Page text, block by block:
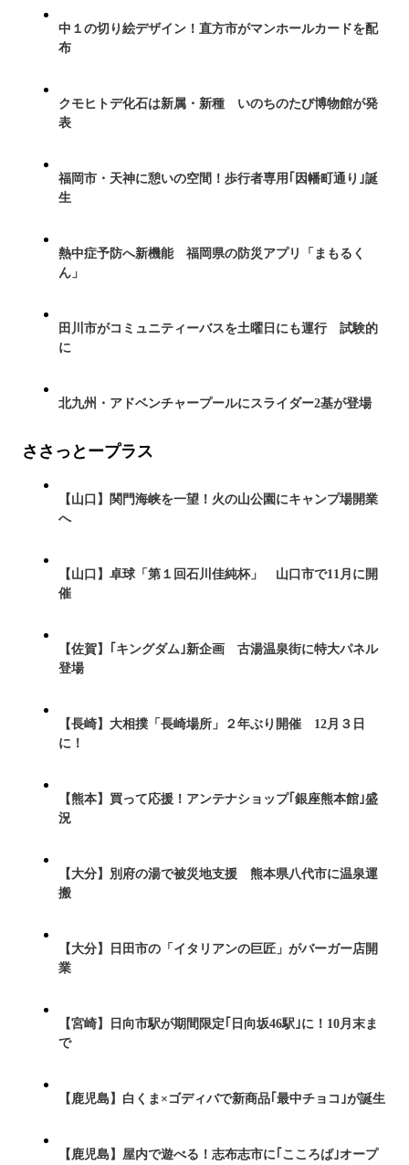
中１の切り絵デザイン！直方市がマンホールカードを配
布
クモヒトデ化石は新属・新種 いのちのたび博物館が発
表
福岡市・天神に憩いの空間！歩行者専用｢因幡町通り｣誕
生
熱中症予防へ新機能 福岡県の防災アプリ「まもるく
ん」
田川市がコミュニティーバスを土曜日にも運行 試験的
に
北九州・アドベンチャープールにスライダー2基が登場
ささっとープラス
【山口】関門海峡を一望！火の山公園にキャンプ場開業
へ
【山口】卓球「第１回石川佳純杯」 山口市で11月に開
催
【佐賀】｢キングダム｣新企画 古湯温泉街に特大パネル
登場
【長崎】大相撲「長崎場所」２年ぶり開催 12月３日
に！
【熊本】買って応援！アンテナショップ｢銀座熊本館｣盛
況
【大分】別府の湯で被災地支援 熊本県八代市に温泉運
搬
【大分】日田市の「イタリアンの巨匠」がバーガー店開
業
【宮崎】日向市駅が期間限定｢日向坂46駅｣に！10月末ま
で
【鹿児島】白くま×ゴディバで新商品｢最中チョコ｣が誕生
【鹿児島】屋内で遊べる！志布志市に｢こころば｣オープ